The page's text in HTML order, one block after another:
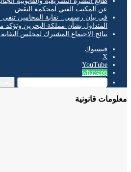
عن المكتب الفني لمحكمة النقض
في بيان رسمي.. نقابة المحامين تنفي
المتداول بشأن مملكة البحرين وتؤكد
نتائج الاجتماع المشترك لمجلس النقابة
فيسبوك
‫YouTube
whatsapp
قانونية